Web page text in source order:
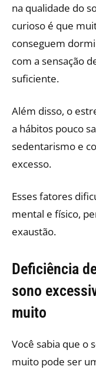
na qualidade do
curioso é que
conseguem
com a sensação
suficiente.
Além disso, o
a hábitos pouco
sedentarismo e
excesso.
Esses fatores
mental e físico,
exaustão.
Deficiência
sono
muito
Você sabia que o
muito pode ser